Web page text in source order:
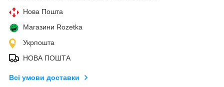
Нова Пошта
Магазини Rozetka
Укрпошта
НОВА ПОШТА
Всі умови доставки